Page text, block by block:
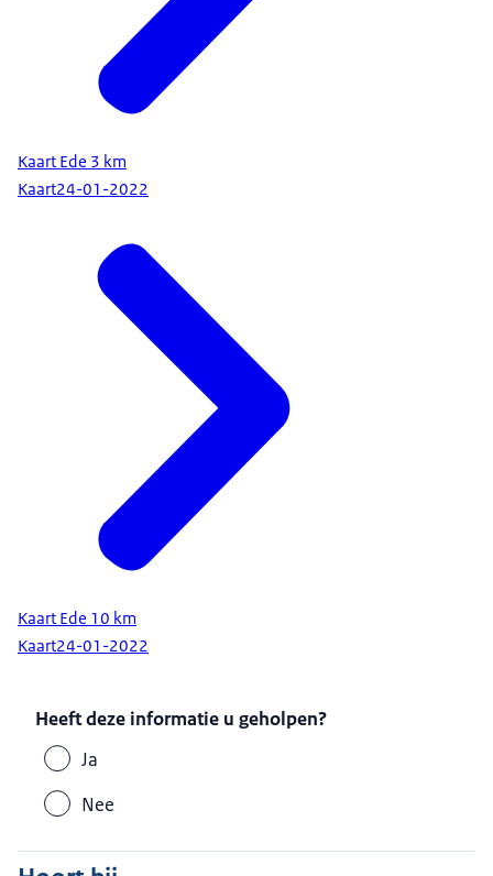
Kaart Ede 3 km
Kaart24-01-2022
Kaart Ede 10 km
Kaart24-01-2022
Heeft deze informatie u geholpen?
Ja
Nee